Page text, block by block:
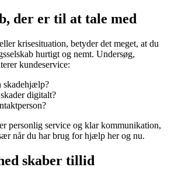
der er til at tale med
krisesituation, betyder det meget, at du
hurtigt og nemt. Undersøg,
kundeservice:
skadehjælp?
digitalt?
personlig service og klar kommunikation,
når du har brug for hjælp her og nu.
skaber tillid